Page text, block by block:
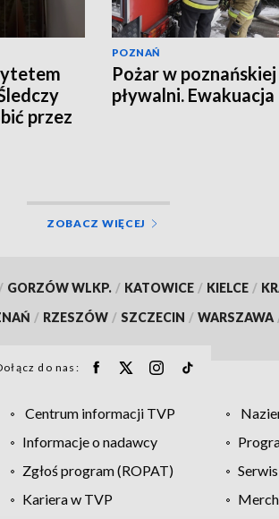
przez
POZNAŃ
Pożar w poznańskiej
pływalni. Ewakuacja
ZOBACZ WIĘCEJ
/ GORZÓW WLKP. / KATOWICE / KIELCE /
/ RZESZÓW / SZCZECIN / WARSZAWA
do nas:
Centrum informacji TVP
Informacje o nadawcy
Zgłoś program (ROPAT)
Kariera w TVP